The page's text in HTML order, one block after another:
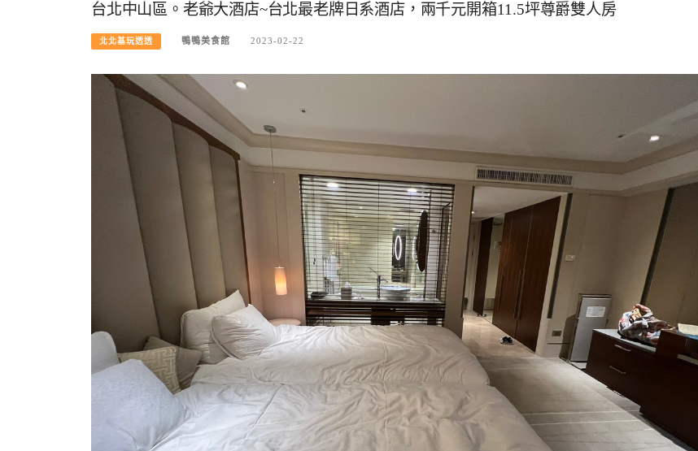
台北中山區。老爺大酒店~台北最老牌日系酒店，兩千元開箱11.5坪尊爵雙人房
北北基玩透透 鴨鴨美食館 2023-02-22